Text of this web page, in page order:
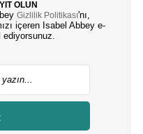
OLUN
Gizlilik Politikası'nı,
içeren Isabel Abbey e-
ediyorsunuz.